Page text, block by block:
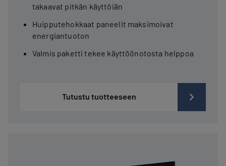
takaavat pitkän käyttöiän
Huipputehokkaat paneelit maksimoivat
energiantuoton
Valmis paketti tekee käyttöönotosta helppoa
Tutustu tuotteeseen